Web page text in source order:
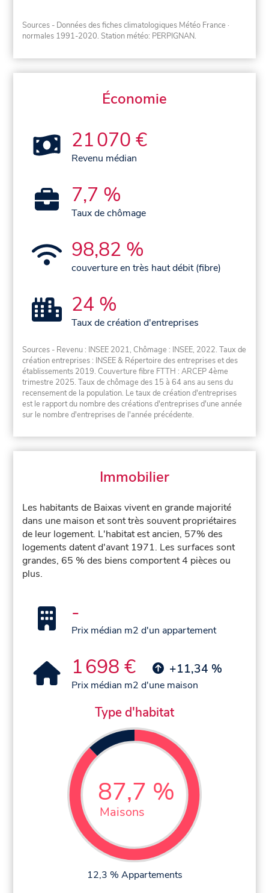
Sources - Données des fiches climatologiques Météo France ·
normales 1991-2020. Station météo: PERPIGNAN.
Économie
21 070 €
Revenu médian
7,7 %
Taux de chômage
98,82 %
couverture en très haut débit (fibre)
24 %
Taux de création d'entreprises
Sources - Revenu : INSEE 2021, Chômage : INSEE, 2022. Taux de
création entreprises : INSEE & Répertoire des entreprises et des
établissements 2019. Couverture fibre FTTH : ARCEP 4ème
trimestre 2025. Taux de chômage des 15 à 64 ans au sens du
recensement de la population. Le taux de création d'entreprises
est le rapport du nombre des créations d'entreprises d'une année
sur le nombre d'entreprises de l'année précédente.
Immobilier
Les habitants de Baixas vivent en grande majorité
dans une maison et sont très souvent propriétaires
de leur logement. L'habitat est ancien, 57% des
logements datent d'avant 1971. Les surfaces sont
grandes, 65 % des biens comportent 4 pièces ou
plus.
-
Prix médian m2 d'un appartement
1 698 € +11,34 %
Prix médian m2 d'une maison
Type d'habitat
87,7 %
Maisons
12,3 % Appartements